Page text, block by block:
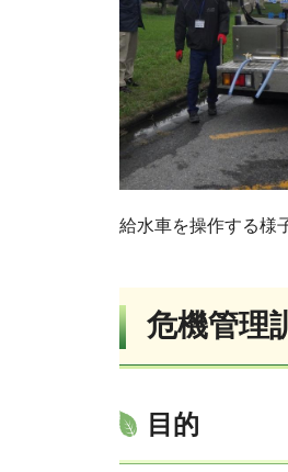
給水車を操作する様
危機管理
目的